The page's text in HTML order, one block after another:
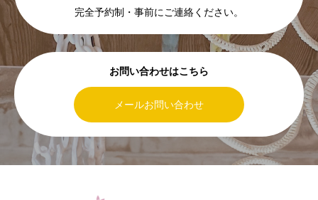
お問い合わせはこちら
メールお問い合わせ
完全予約制・事前にご連絡ください。